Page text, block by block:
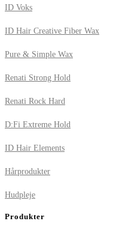
ID Voks
ID Hair Creative Fiber Wax
Pure & Simple Wax
Renati Strong Hold
Renati Rock Hard
D:Fi Extreme Hold
ID Hair Elements
Hårprodukter
Hudpleje
Produkter